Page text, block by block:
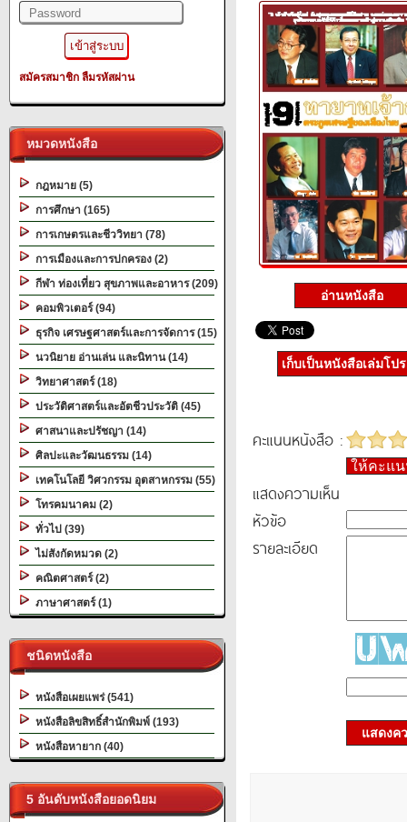
สมัครสมาชิก ลืมรหัสผ่าน
หมวดหนังสือ
กฎหมาย (5)
การศึกษา (165)
การเกษตรและชีววิทยา (78)
การเมืองและการปกครอง (2)
กีฬา ท่องเที่ยว สุขภาพและอาหาร (209)
คอมพิวเตอร์ (94)
ธุรกิจ เศรษฐศาสตร์และการจัดการ (15)
นวนิยาย อ่านเล่น และนิทาน (14)
วิทยาศาสตร์ (18)
ประวัติศาสตร์และอัตชีวประวัติ (45)
ศาสนาและปรัชญา (14)
ศิลปะและวัฒนธรรม (14)
เทคโนโลยี วิศวกรรม อุตสาหกรรม (55)
โทรคมนาคม (2)
ทั่วไป (39)
ไม่สังกัดหมวด (2)
คณิตศาสตร์ (2)
ภาษาศาสตร์ (1)
ชนิดหนังสือ
หนังสือเผยแพร่ (541)
หนังสือลิขสิทธิ์สำนักพิมพ์ (193)
หนังสือหายาก (40)
5 อันดับหนังสือยอดนิยม
อ่านหนังสือ
เก็บเป็นหนังสือเล่มโป
คะแนนหนังสือ :
ให้คะแ
แสดงความเห็น
หัวข้อ
รายละเอียด
แสดงค